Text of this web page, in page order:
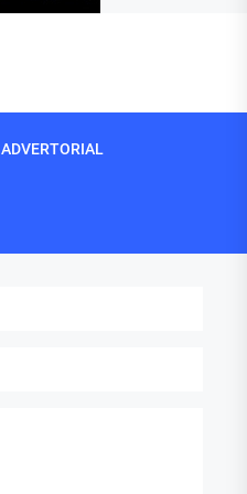
ADVERTORIAL